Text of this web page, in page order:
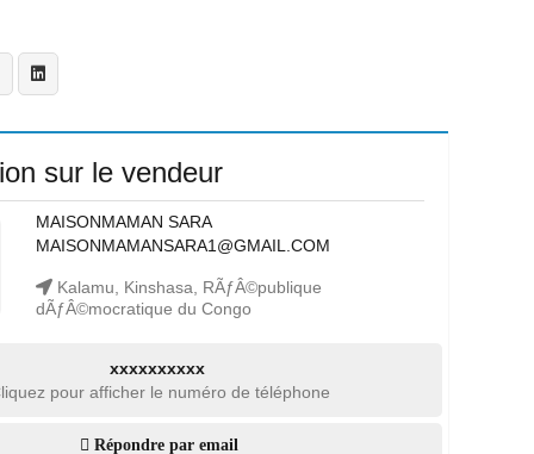
sur le vendeur
MAISONMAMAN SARA
MAISONMAMANSARA1@GMAIL.COM
Kalamu, Kinshasa, RÃƒÂ©publique
dÃƒÂ©mocratique du Congo
xxxxxxxxxx
pour afficher le numéro de téléphone
Répondre par email